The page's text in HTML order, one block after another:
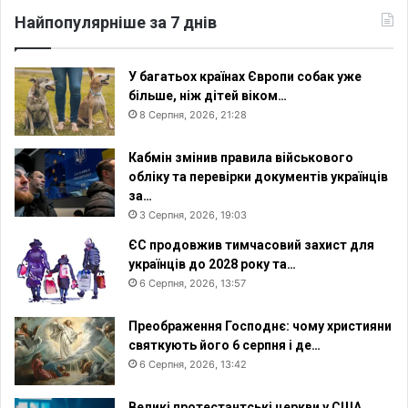
Найпопулярніше за 7 днів
У багатьох країнах Європи собак уже
більше, ніж дітей віком…
8 Серпня, 2026, 21:28
Кабмін змінив правила військового
обліку та перевірки документів українців
за…
3 Серпня, 2026, 19:03
ЄС продовжив тимчасовий захист для
українців до 2028 року та…
6 Серпня, 2026, 13:57
Преображення Господнє: чому християни
святкують його 6 серпня і де…
6 Серпня, 2026, 13:42